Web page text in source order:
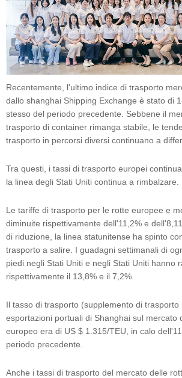
Recentemente, l'ultimo indice di trasporto
dallo shanghai Shipping Exchange è stato di
stesso del periodo precedente. Sebbene il
trasporto di container rimanga stabile, le
trasporto in percorsi diversi continuano a
Tra questi, i tassi di trasporto europei
la linea degli Stati Uniti continua a rimbalzare.
Le tariffe di trasporto per le rotte europee e
diminuite rispettivamente dell'11,2% e
di riduzione, la linea statunitense ha spinto
trasporto a salire. I guadagni settimanali di
piedi negli Stati Uniti e negli Stati Uniti hanno
rispettivamente il 13,8% e il 7,2%.
Il tasso di trasporto (supplemento di trasporto
esportazioni portuali di Shanghai sul mercato
europeo era di US $ 1.315/TEU, in calo
periodo precedente.
Anche i tassi di trasporto del mercato delle